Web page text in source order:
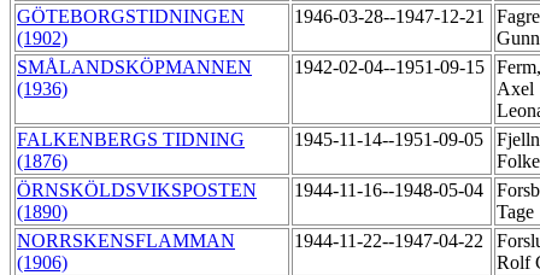
GÖTEBORGSTIDNINGEN
(1902)
1946-03-28--1947-12-21
SMÅLANDSKÖPMANNEN
(1936)
1942-02-04--1951-09-15
Axel
FALKENBERGS TIDNING
(1876)
1945-11-14--1951-09-05
ÖRNSKÖLDSVIKSPOSTEN
(1890)
1944-11-16--1948-05-04
Tage
NORRSKENSFLAMMAN
(1906)
1944-11-22--1947-04-22
Rolf